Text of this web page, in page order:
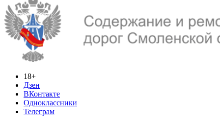
18+
Дзен
ВКонтакте
Одноклассники
Телеграм